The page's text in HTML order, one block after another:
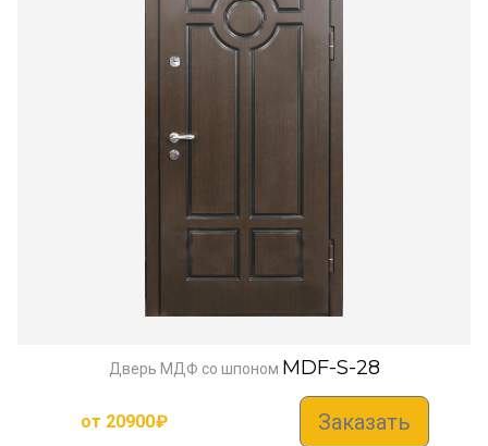
Дверь МДФ со шпоном MDF-S-28
от 20900₽ Заказать